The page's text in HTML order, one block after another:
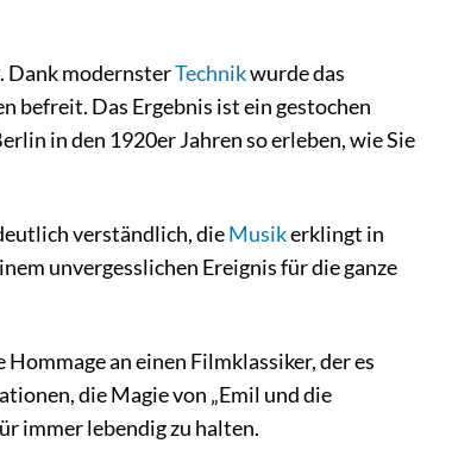
Dank modernsterTechnikwurde das
befreit. Das Ergebnis ist ein gestochen
in den 1920er Jahren so erleben, wie Sie
verständlich, dieMusikerklingt in
unvergesslichen Ereignis für die ganze
an einen Filmklassiker, der es
die Magie von „Emil und die
immer lebendig zu halten.